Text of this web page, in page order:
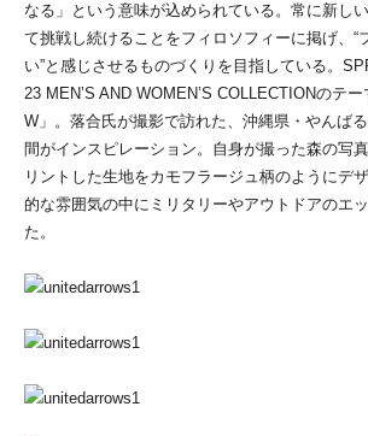
なる」という意味が込められている。常に新し
て挑戦し続けることをフィロソフィーに掲げ、“
い”と感じさせるものづくりを目指している。
23 MEN’S AND WOMEN’S COLLECTIONのテ
W」。落合氏が撮影で訪れた、沖縄県・やんば
間がインスピレーション。自身が撮った森の写
リントした生地をカモフラージュ柄のようにデ
的な雰囲気の中にミリタリーやアウトドアのエ
た。